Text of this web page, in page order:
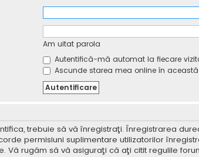
Am uitat parola
Autentifică-mă automat la fiecare
Ascunde starea mea online în
trebuie să vă înregistraţi. Înregistrarea
permisiuni suplimentare utilizatorilor
Vă rugăm să vă asiguraţi că aţi citit regulile